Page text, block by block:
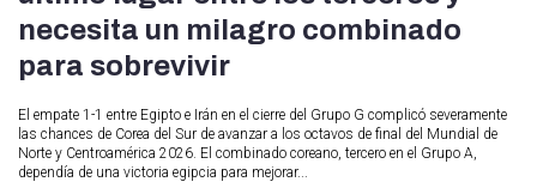
necesita un milagro combinado
para sobrevivir
El empate 1-1 entre Egipto e Irán en el cierre del Grupo G complicó severamente
las chances de Corea del Sur de avanzar a los octavos de final del Mundial de
Norte y Centroamérica 2026. El combinado coreano, tercero en el Grupo A,
dependía de una victoria egipcia para mejorar...